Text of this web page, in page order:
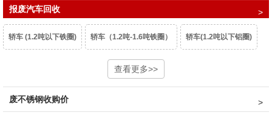
报废汽车回收
轿车 (1.2吨以下铁圈) 轿车（1.2吨-1.6吨铁圈） 轿车(1.2吨以下铝圈)
豪华轿车（1.6吨以上铝圈）
面包车(铝圈) 皮卡车(铁圈)
查看更多>>
废不锈钢收购价